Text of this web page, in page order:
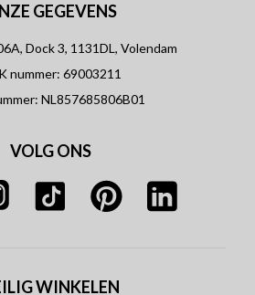
GEGEVENS
Dock 3, 1131DL, Volendam
nummer: 69003211
NL857685806B01
VOLG ONS
WINKELEN